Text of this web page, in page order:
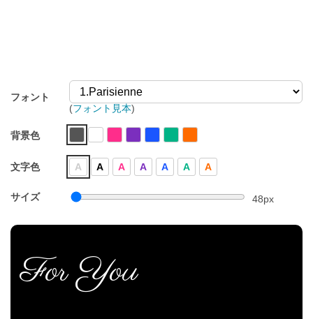
フォント
(フォント見本)
背景色
文字色 A A A A A A A
サイズ 48px